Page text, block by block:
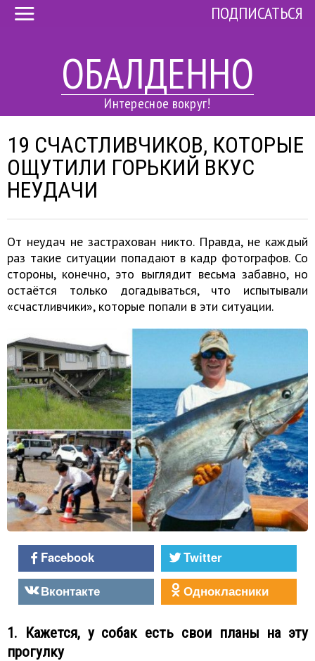
ОБАЛДЕННО
Интересное вокруг!
ПОДПИСАТЬСЯ
19 СЧАСТЛИВЧИКОВ, КОТОРЫЕ
ОЩУТИЛИ ГОРЬКИЙ ВКУС
НЕУДАЧИ
От неудач не застрахован никто. Правда, не каждый
раз такие ситуации попадают в кадр фотографов. Со
стороны, конечно, это выглядит весьма забавно, но
остаётся только догадываться, что испытывали
«счастливчики», которые попали в эти ситуации.
Facebook
Twitter
Вконтакте
Однокласники
1. Кажется, у собак есть свои планы на эту
прогулку